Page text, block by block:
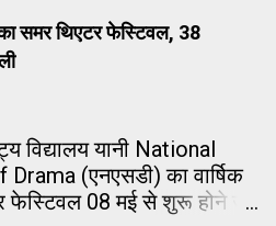
कार्यक्रम कक्षा 3 से 10 तक के
समर थिएटर फेस्टिवल, 38
विद्यालय यानी National
(एनएसडी) का वार्षिक
फेस्टिवल 08 मई से शुरू होने जा